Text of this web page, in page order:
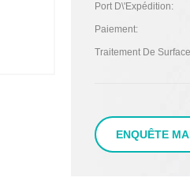
Port D\'expédition:
Paiement:
Traitement De
ENQUÊTE